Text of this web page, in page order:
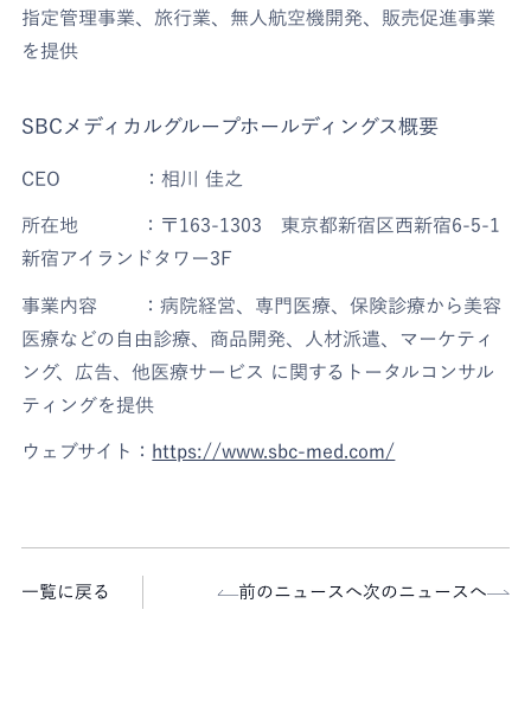
指定管理事業、旅行業、無人航空機開発、販売促進事業
を提供
SBCメディカルグループホールディングス概要
CEO ：相川 佳之
所在地 ：〒163-1303 東京都新宿区西新宿6-5-1
新宿アイランドタワー3F
事業内容 ：病院経営、専門医療、保険診療から美容
医療などの自由診療、商品開発、人材派遣、マーケティ
ング、広告、他医療サービス に関するトータルコンサル
ティングを提供
ウェブサイト： https://www.sbc-med.com/
一覧に戻る 前のニュースへ次のニュースへ